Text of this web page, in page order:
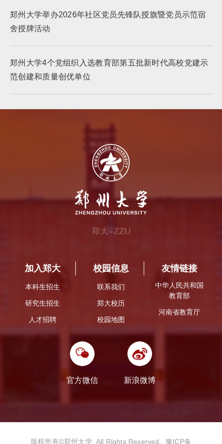
郑州大学举办2026年社区党员先锋队授旗暨党员示范宿
舍授牌活动
郑州大学4个党组织入选教育部第五批新时代高校党建示
范创建和质量创优单位
加入郑大
本科生招生
研究生招生
人才招聘
校园信息
联系我们
郑大校历
校园地图
友情链接
中华人民共和国
教育部
河南省教育厅
官方微信 新浪微博
版权所有©️郑州大学 All Rights Reserved.豫ICP备